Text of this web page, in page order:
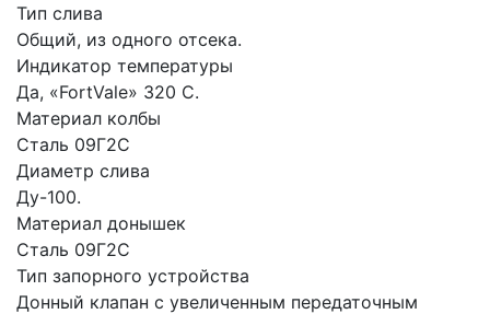
Тип слива
Общий, из одного отсека.
Индикатор температуры
Да, «FortVale» 320 С.
Материал колбы
Сталь 09Г2С
Диаметр слива
Ду-100.
Материал донышек
Сталь 09Г2С
Тип запорного устройства
Донный клапан c увеличенным передаточным